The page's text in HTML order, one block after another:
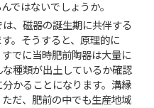
ではないでしょうか。
、磁器の誕生期に共伴する
。そうすると、原理的に
でに当時肥前陶器は大量に
種類が出土しているか確認
かることになります。溝縁
だ、肥前の中でも生産地域